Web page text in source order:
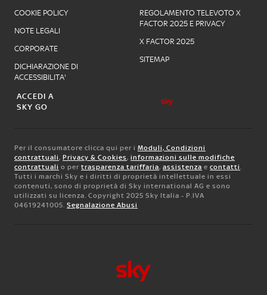
COOKIE POLICY
NOTE LEGALI
CORPORATE
DICHIARAZIONE DI
ACCESSIBILITA'
REGOLAMENTO TELEVOTO X
FACTOR 2025 E PRIVACY
X FACTOR 2025
SITEMAP
ACCEDI A
SKY GO
Per il consumatore clicca qui per i Moduli, Condizioni
contrattuali, Privacy & Cookies, informazioni sulle modifiche
contrattuali o per trasparenza tariffaria, assistenza e contatti.
Tutti i marchi Sky e i diritti di proprietà intellettuale in essi
contenuti, sono di proprietà di Sky international AG e sono
utilizzati su licenza. Copyright 2025 Sky Italia - P.IVA
04619241005. Segnalazione Abusi